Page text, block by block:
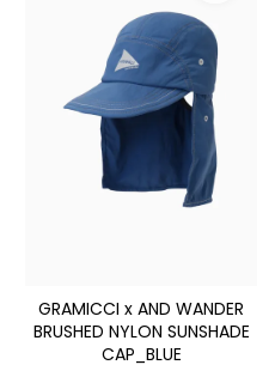
GRAMICCI x AND WANDER
BRUSHED NYLON SUNSHADE
CAP_BLUE